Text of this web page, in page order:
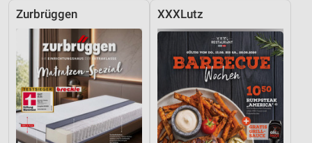
Zurbrüggen XXXLutz